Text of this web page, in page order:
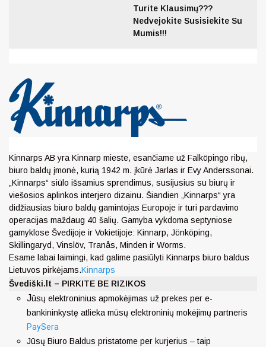
Turite Klausimų???
Nedvejokite Susisiekite Su
Mumis!!!
Kinnarps AB yra Kinnarp mieste, esančiame už Falköpingo ribų,
biuro baldų įmonė, kurią 1942 m. įkūrė Jarlas ir Evy Anderssonai.
„Kinnarps“ siūlo išsamius sprendimus, susijusius su biurų ir
viešosios aplinkos interjero dizainu. Šiandien „Kinnarps“ yra
didžiausias biuro baldų gamintojas Europoje ir turi pardavimo
operacijas maždaug 40 šalių. Gamyba vykdoma septyniose
gamyklose Švedijoje ir Vokietijoje: Kinnarp, Jönköping,
Skillingaryd, Vinslöv, Tranås, Minden ir Worms.
Esame labai laimingi, kad galime pasiūlyti Kinnarps biuro baldus
Lietuvos pirkėjams.Kinnarps
Švediški.lt – PIRKITE BE RIZIKOS
Jūsų elektroninius apmokėjimas už prekes per e-
bankininkystę atlieka mūsų elektroninių mokėjimų partneris
PaySera
Jūsų Biuro Baldus pristatome per kurjerius – taip